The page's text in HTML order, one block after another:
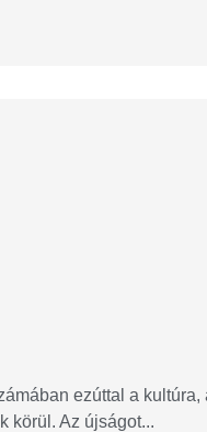
ezúttal a kultúra,
körül. Az újságot...